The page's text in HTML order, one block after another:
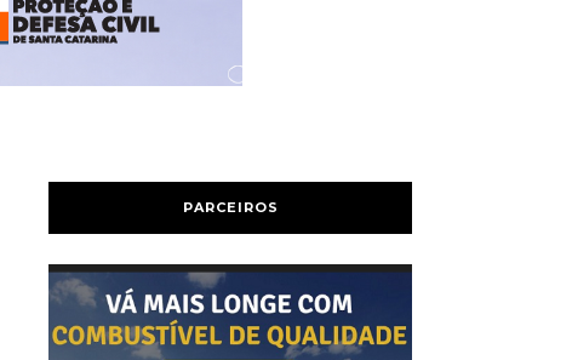
PARCEIROS